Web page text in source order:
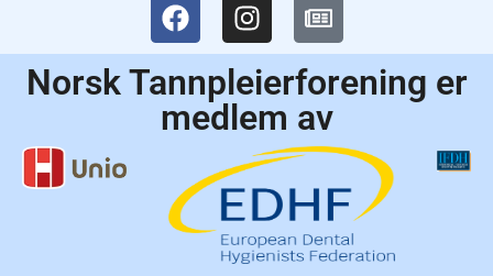
Norsk Tannpleierforening er
medlem av